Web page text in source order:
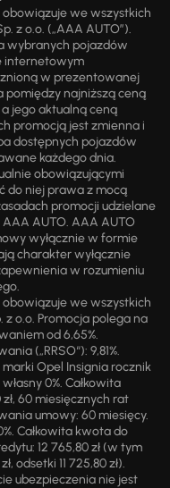
obowiązuje we wszystkich
z o.o. („AAA AUTO”).
wybranych pojazdów
internetowym
w prezentowanej
pomiędzy najniższą ceną
jego aktualną ceną
promocją jest zmienna i
dostępnych pojazdów
każdego dnia.
obowiązującymi
do niej prawa z mocą
promocji udzielane
AUTO. AAA AUTO
wyłącznie w formie
charakter wyłącznie
w rozumieniu
obowiązuje we wszystkich
o.o. Promocja polega na
od 6,65%.
(„RRSO“): 9,81%.
Opel Insignia rocznik
0%. Całkowita
60 miesięcznych rat
umowy: 60 miesięcy.
Całkowita kwota do
12 765,80 zł (w tym
odsetki 11 725,80 zł).
ubezpieczenia nie jest